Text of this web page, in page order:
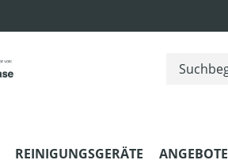
REINIGUNGSGERÄTE ANGEBOTE